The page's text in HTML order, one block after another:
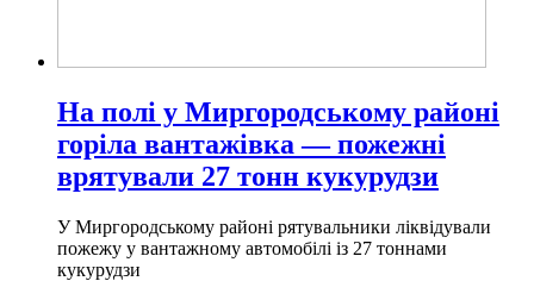
На полі у Миргородському районі
горіла вантажівка — пожежні
врятували 27 тонн кукурудзи
У Миргородському районі рятувальники ліквідували
пожежу у вантажному автомобілі із 27 тоннами
кукурудзи